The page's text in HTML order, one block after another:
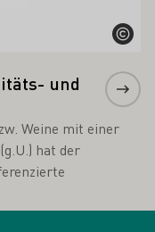
und
Weine mit einer
hat der